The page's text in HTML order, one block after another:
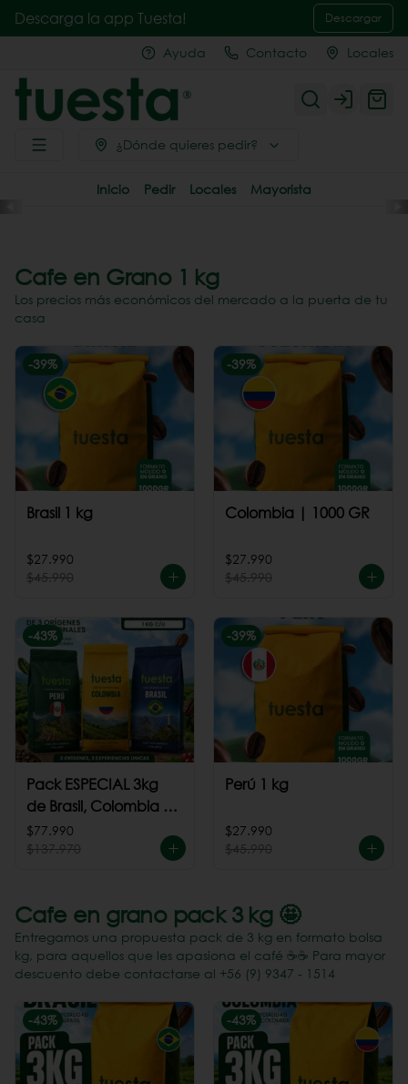
Descarga la app Tuesta! Descargar
Ayuda Contacto Locales
Login
¿Dónde quieres pedir?
Inicio Pedir Locales Mayorista
Cafe en Grano 1 kg
Los precios más económicos del mercado a la puerta de tu
casa
-39%
Brasil 1 kg
$27.990
$45.990
-39%
Colombia | 1000 GR
$27.990
$45.990
-43%
Pack ESPECIAL 3kg
de Brasil, Colombia +
Perú
$77.990
$137.970
-39%
Perú 1 kg
$27.990
$45.990
Cafe en grano pack 3 kg 🤩
Entregamos una propuesta pack de 3 kg en formato bolsa
kg, para aquellos que les apasiona el café ☕️☕️ Para mayor
descuento debe contactarse al +56 (9) 9347 - 1514
-43% -43%